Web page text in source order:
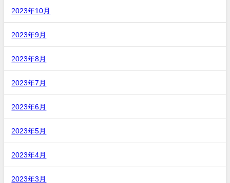
2023年10月
2023年9月
2023年8月
2023年7月
2023年6月
2023年5月
2023年4月
2023年3月